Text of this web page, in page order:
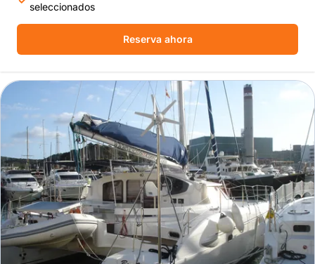
seleccionados
Reserva ahora